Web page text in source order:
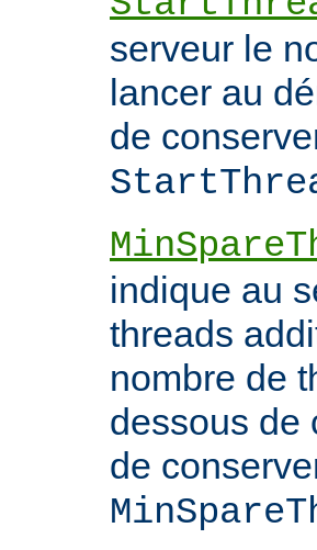
serveur le
lancer au
de
indique au
threads
nombre de
dessous de
de